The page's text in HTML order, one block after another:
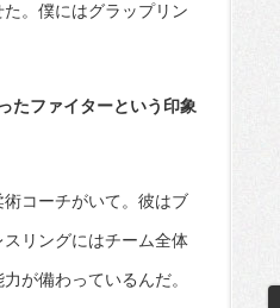
。僕にはグラップリン
たファイターという印象
術コーチがいて。彼はブ
リングにはチーム全体
が備わっているんだ。